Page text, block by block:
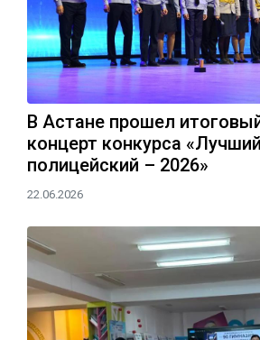
В Астане прошел
концерт конкурса
полицейский – 2026»
22.06.2026